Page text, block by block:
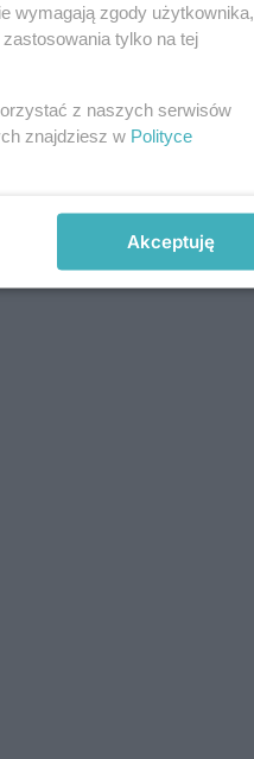
wymagają zgody użytkownika,
tylko na tej
z naszych serwisów
znajdziesz w Polityce
Akceptuję